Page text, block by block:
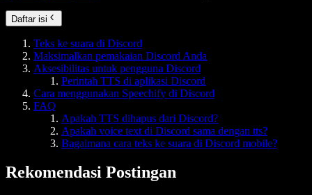
Daftar isi
Teks ke suara di Discord
Maksimalkan pemakaian Discord Anda
Aksesibilitas untuk pengguna Discord
Perintah TTS di aplikasi Discord
Cara menggunakan Speechify di Discord
FAQ
Apakah TTS dihapus dari Discord?
Apakah voice text di Discord sama dengan tts?
Bagaimana cara teks ke suara di Discord mobile?
Rekomendasi Postingan